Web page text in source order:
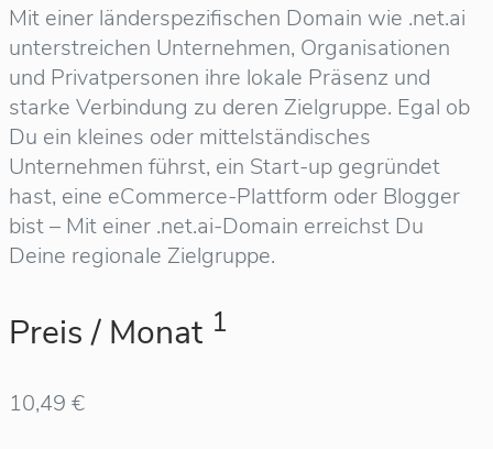
Mit einer länderspezifischen Domain wie .net.ai
unterstreichen Unternehmen, Organisationen
und Privatpersonen ihre lokale Präsenz und
starke Verbindung zu deren Zielgruppe. Egal ob
Du ein kleines oder mittelständisches
Unternehmen führst, ein Start-up gegründet
hast, eine eCommerce-Plattform oder Blogger
bist – Mit einer .net.ai-Domain erreichst Du
Deine regionale Zielgruppe.
Preis / Monat 1
10,49 €